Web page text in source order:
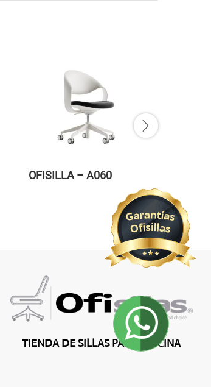
OFISILLA – A060
TIENDA DE SILLAS PARA OFICINA